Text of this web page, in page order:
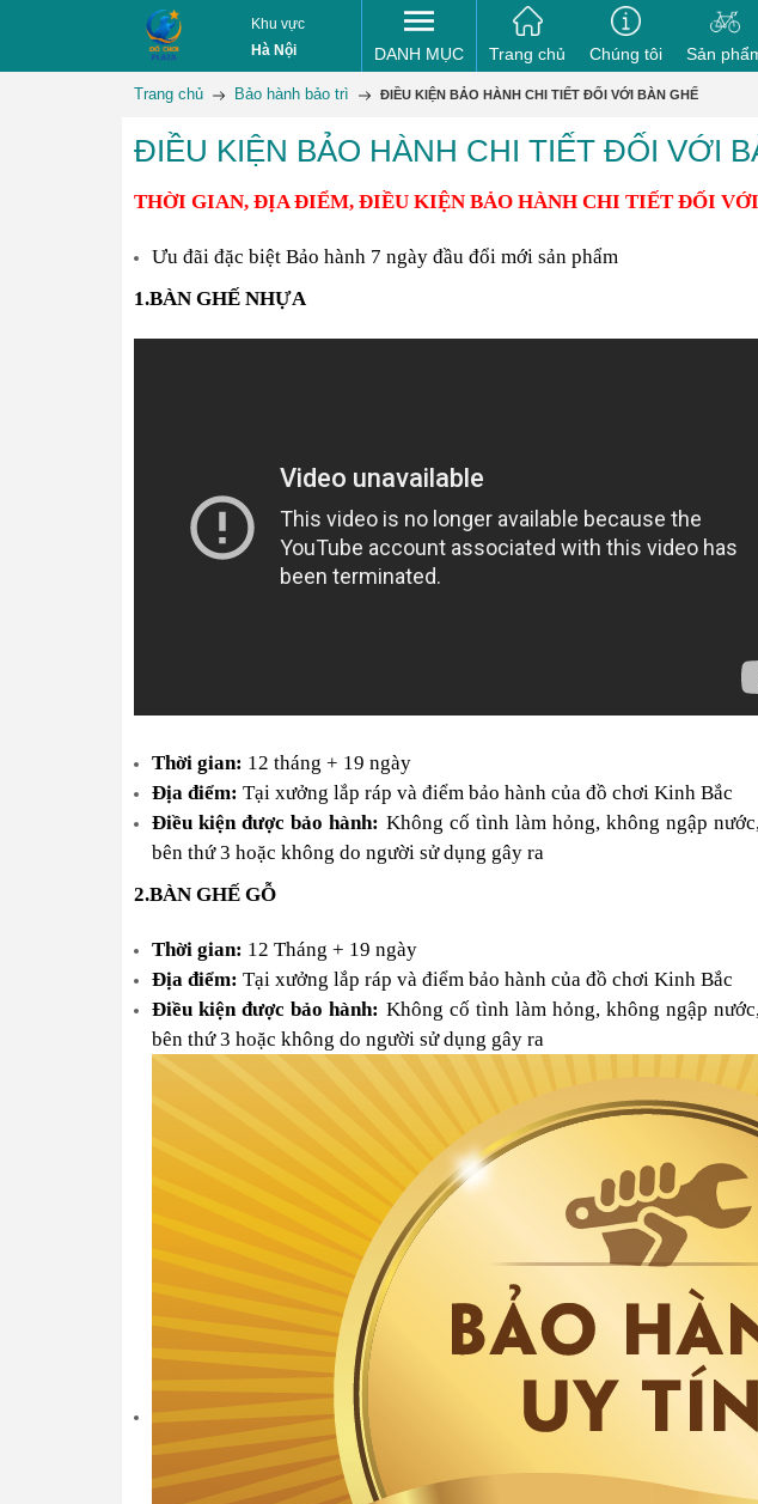
Khu vực
Hà Nội
DANH MỤC Trang chủ Chúng tôi Sản
Trang chủ Bảo hành bảo trì ĐIỀU KIỆN BẢO HÀNH CHI TIẾT ĐỐI VỚI BÀN GHẾ
ĐIỀU KIỆN BẢO HÀNH CHI TIẾT ĐỐI VỚI
THỜI GIAN, ĐỊA ĐIỂM, ĐIỀU KIỆN BẢO HÀNH CHI TIẾT ĐỐI VỚI
Ưu đãi đặc biệt Bảo hành 7 ngày đầu đổi mới sản phẩm
1.BÀN GHẾ NHỰA
Thời gian: 12 tháng + 19 ngày
Địa điểm: Tại xưởng lắp ráp và điểm bảo hành của đồ chơi Kinh Bắc
Điều kiệnđược bảo hành: Không cố tình làm hỏng, khôngngập
bên thứ 3 hoặc không do người sử dụng gây ra
2.BÀN GHẾ GỖ
Thời gian: 12 Tháng + 19 ngày
Địa điểm: Tại xưởng lắp ráp và điểm bảo hành của đồ chơi Kinh Bắc
Điều kiệnđược bảo hành: Không cố tình làm hỏng, khôngngập
bên thứ 3 hoặc không do người sử dụng gây ra